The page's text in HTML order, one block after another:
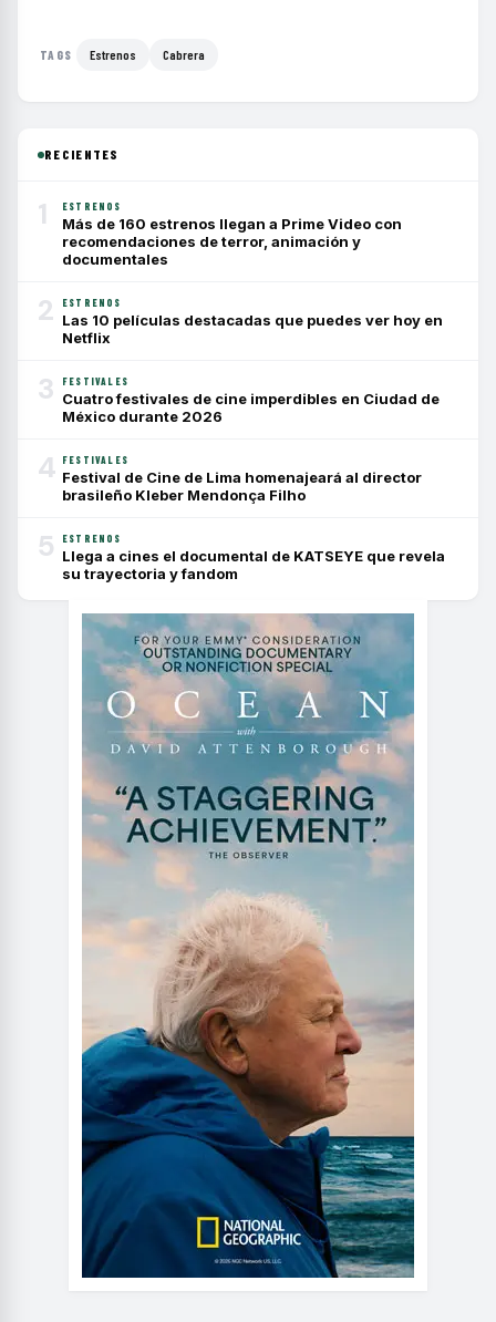
TAGS Estrenos Cabrera
RECIENTES
1 ESTRENOS
Más de 160 estrenos llegan a Prime Video con
recomendaciones de terror, animación y
documentales
2 ESTRENOS
Las 10 películas destacadas que puedes ver hoy en
Netflix
3 FESTIVALES
Cuatro festivales de cine imperdibles en Ciudad de
México durante 2026
4 FESTIVALES
Festival de Cine de Lima homenajeará al director
brasileño Kleber Mendonça Filho
5 ESTRENOS
Llega a cines el documental de KATSEYE que revela
su trayectoria y fandom